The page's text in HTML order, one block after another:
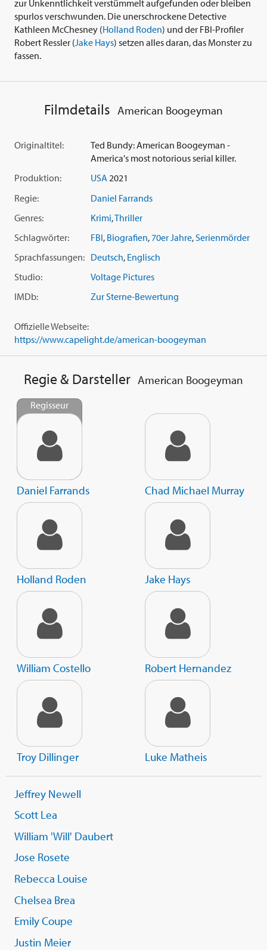
zur Unkenntlichkeit verstümmelt aufgefunden oder bleiben
spurlos verschwunden. Die unerschrockene Detective
Kathleen McChesney (Holland Roden) und der FBI-Profiler
Robert Ressler (Jake Hays) setzen alles daran, das Monster zu
fassen.
Filmdetails American Boogeyman
Originaltitel:
Ted Bundy: American Boogeyman -
America's most notorious serial killer.
Produktion:
USA2021
Regie:
Daniel Farrands
Genres:
Krimi,Thriller
Schlagwörter:
FBI, Biografien,70er Jahre, Serienmörder
Sprachfassungen: Deutsch, Englisch
Studio:
Voltage Pictures
IMDb:
Zur Sterne-Bewertung
Offizielle Webseite:
https://www.capelight.de/american-boogeyman
Regie & Darsteller American Boogeyman
Regisseur
Daniel Farrands Chad Michael Murray
Holland Roden Jake Hays
William Costello Robert Hernandez
Troy Dillinger Luke Matheis
Jeffrey Newell
Scott Lea
William 'Will' Daubert
Jose Rosete
Rebecca Louise
Chelsea Brea
Emily Coupe
Justin Meier